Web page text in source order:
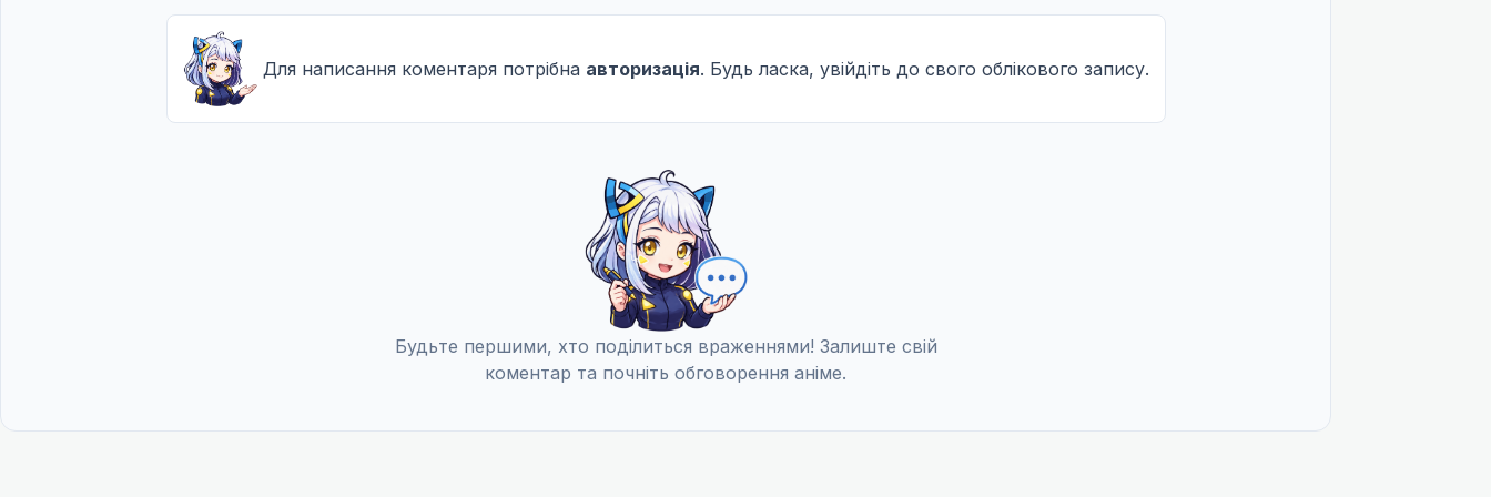
Для написання коментаря потрібна авторизація. Будь ласка, увійдіть до свого облікового запису.
Будьте першими, хто поділиться враженнями! Залиште свій
коментар та почніть обговорення аніме.